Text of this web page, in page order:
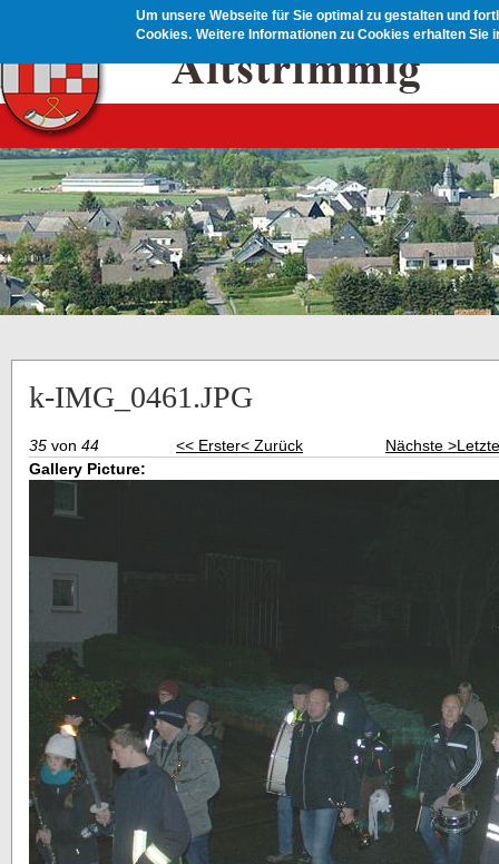
Um unsere Webseite für Sie optimal zu gestalten und
Cookies. Weitere Informationen zu Cookies erhalten Sie
k-IMG_0461.JPG
35 von 44 << Erster< Zurück Nächste >
Gallery Picture: